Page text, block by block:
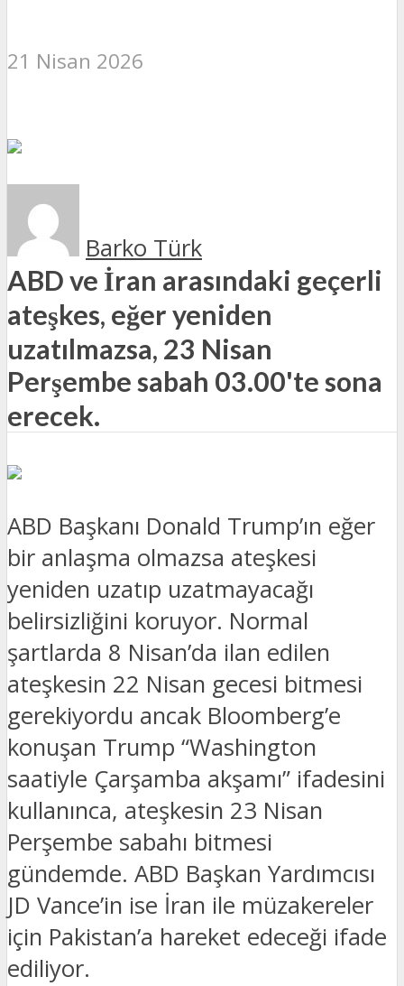
21 Nisan 2026
Barko Türk
ABD ve İran arasındaki geçerli
ateşkes, eğer yeniden
uzatılmazsa, 23 Nisan
Perşembe sabah 03.00'te sona
erecek.
ABD Başkanı Donald Trump’ın eğer
bir anlaşma olmazsa ateşkesi
yeniden uzatıp uzatmayacağı
belirsizliğini koruyor. Normal
şartlarda 8 Nisan’da ilan edilen
ateşkesin 22 Nisan gecesi bitmesi
gerekiyordu ancak Bloomberg’e
konuşan Trump “Washington
saatiyle Çarşamba akşamı” ifadesini
kullanınca, ateşkesin 23 Nisan
Perşembe sabahı bitmesi
gündemde. ABD Başkan Yardımcısı
JD Vance’in ise İran ile müzakereler
için Pakistan’a hareket edeceği ifade
ediliyor.